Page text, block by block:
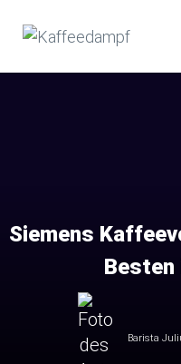
Inhalt
Siemens
Besten
Barista